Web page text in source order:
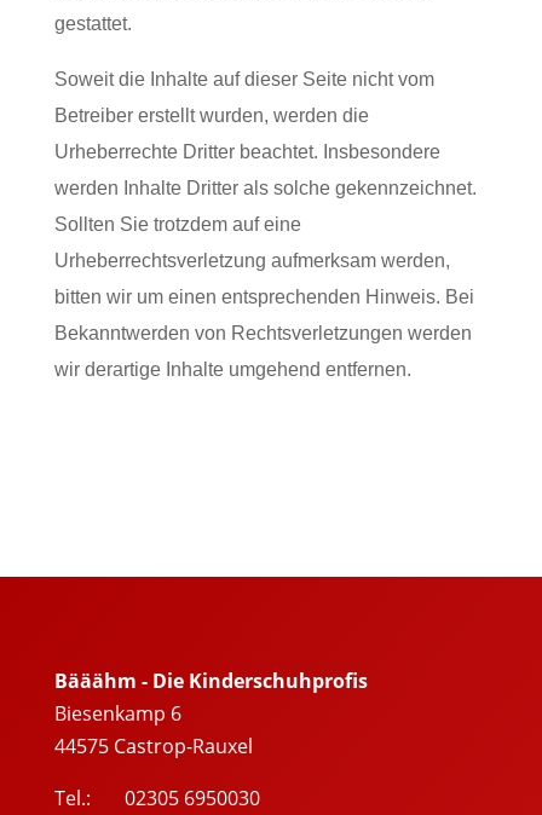
gestattet.
Soweit die Inhalte auf dieser Seite nicht vom
Betreiber erstellt wurden, werden die
Urheberrechte Dritter beachtet. Insbesondere
werden Inhalte Dritter als solche gekennzeichnet.
Sollten Sie trotzdem auf eine
Urheberrechtsverletzung aufmerksam werden,
bitten wir um einen entsprechenden Hinweis. Bei
Bekanntwerden von Rechtsverletzungen werden
wir derartige Inhalte umgehend entfernen.
Bääähm - Die Kinderschuhprofis
Biesenkamp 6
44575 Castrop-Rauxel
Tel.: 02305 6950030